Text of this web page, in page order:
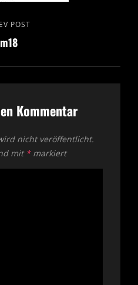
POST
Kommentar
nicht veröffentlicht.
mit *markiert